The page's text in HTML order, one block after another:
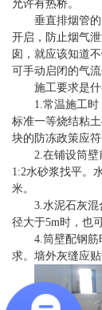
允许有热桥。
垂直排烟管
开启，防止烟气
囱，就应该知道
可手动启闭的气流
施工要求是什
1.常温施工
标准一等烧结粘
块的防冻政策应符
2.在铺设筒
1:2水砂浆找平。
米。
3.水泥石灰
径大于5m时，也
4.筒壁配钢
求。墙外灰缝应